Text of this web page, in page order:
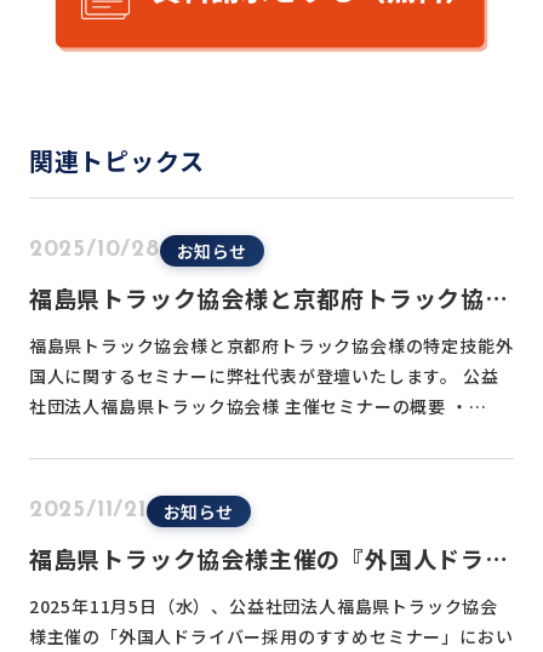
関連トピックス
2025/10/28 お知らせ
福島県トラック協会様と京都府トラック協会
福島県トラック協会様と京都府トラック協会様の特定技能外
国人に関するセミナーに弊社代表が登壇いたします。 公益
社団法人福島県トラック協会様 主催セミナーの概要 ・…
2025/11/21 お知らせ
福島県トラック協会様主催の『外国人ドライ
した
2025年11月5日（水）、公益社団法人福島県トラック協会
様主催の「外国人ドライバー採用のすすめセミナー」におい